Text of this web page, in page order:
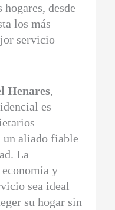
hogares, desde
los más
servicio
Henares,
es
un aliado fiable
La
y
sea ideal
su hogar sin